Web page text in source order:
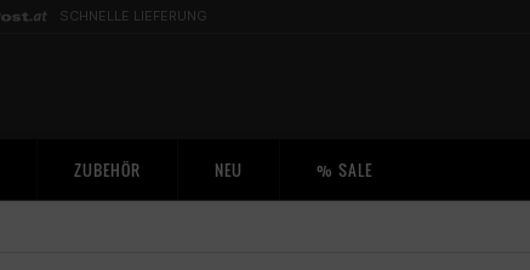
SCHNELLE LIEFERUNG
ZUBEHÖR NEU % SALE